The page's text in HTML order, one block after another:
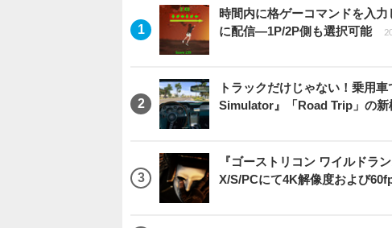
時間内に格ゲーコマンドを入
に配信―1P/2P側も選択可能
トラックだけじゃない！乗用
Simulator』「Road Trip」の新
『ゴーストリコン ワイルドラ
X/S/PCにて4K解像度および